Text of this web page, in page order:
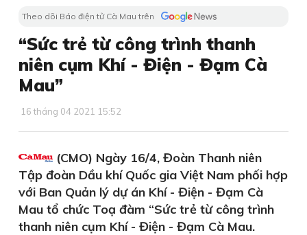
Theo dõi Báo điện tử Cà Mau trên
“Sức trẻ từ công trình thanh
niên cụm Khí - Điện - Đạm Cà
Mau”
16 tháng 04 2021 15:52
(CMO) Ngày 16/4, Đoàn Thanh niên
Tập đoàn Dầu khí Quốc gia Việt Nam phối hợp
với Ban Quản lý dự án Khí - Điện - Đạm Cà
Mau tổ chức Toạ đàm “Sức trẻ từ công trình
thanh niên cụm Khí - Điện - Đạm Cà Mau.